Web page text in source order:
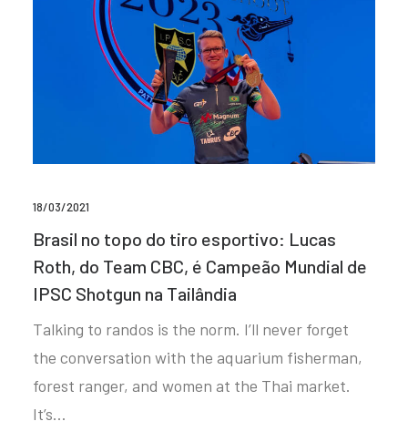
18/03/2021
Brasil no topo do tiro esportivo: Lucas
Roth, do Team CBC, é Campeão Mundial de
IPSC Shotgun na Tailândia
Talking to randos is the norm. I’ll never forget
the conversation with the aquarium fisherman,
forest ranger, and women at the Thai market.
It’s…